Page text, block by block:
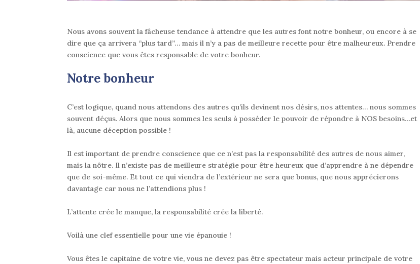
Nous avons souvent la fâcheuse tendance à attendre que les autres font notre bonheur, ou encore à se
dire que ça arrivera ‘’plus tard’’… mais il n’y a pas de meilleure recette pour être malheureux. Prendre
conscience que vous êtes responsable de votre bonheur.
Notre bonheur
C’est logique, quand nous attendons des autres qu’ils devinent nos désirs, nos attentes… nous sommes
souvent déçus. Alors que nous sommes les seuls à posséder le pouvoir de répondre à NOS besoins…et
là, aucune déception possible !
Il est important de prendre conscience que ce n’est pas la responsabilité des autres de nous aimer,
mais la nôtre. Il n’existe pas de meilleure stratégie pour être heureux que d’apprendre à ne dépendre
que de soi-même. Et tout ce qui viendra de l’extérieur ne sera que bonus, que nous apprécierons
davantage car nous ne l’attendions plus !
L’attente crée le manque, la responsabilité crée la liberté.
Voilà une clef essentielle pour une vie épanouie !
Vous êtes le capitaine de votre vie, vous ne devez pas être spectateur mais acteur principale de votre